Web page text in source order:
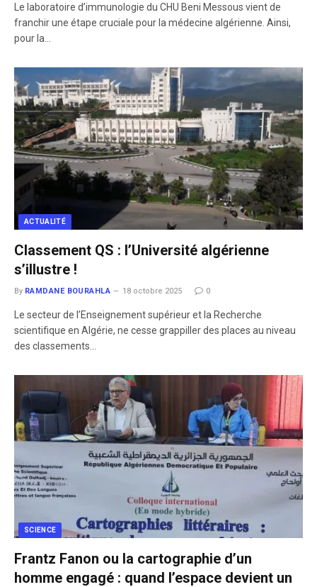
Le laboratoire d’immunologie du CHU Beni Messous vient de
franchir une étape cruciale pour la médecine algérienne. Ainsi,
pour la…
ACTUALITÉ
Classement QS : l’Université algérienne
s’illustre !
By RAMDANE BOURAHLA 18 octobre 2025 0
Le secteur de l’Enseignement supérieur et la Recherche
scientifique en Algérie, ne cesse grappiller des places au niveau
des classements…
SCIENCE
Frantz Fanon ou la cartographie d’un
homme engagé : quand l’espace devient un